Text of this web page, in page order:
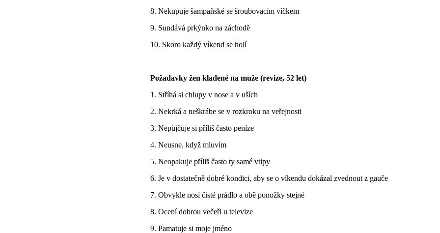
8. Nekupuje šampaňské se šroubovacím víčkem
9. Sundává prkýnko na záchodě
10. Skoro každý víkend se holí
Požadavky žen kladené na muže (revize, 52 let)
1. Stříhá si chlupy v nose a v uších
2. Nekrká a neškrábe se v rozkroku na veřejnosti
3. Nepůjčuje si příliš často peníze
4. Neusne, když mluvím
5. Neopakuje příliš často ty samé vtipy
6. Je v dostatečně dobré kondici, aby se o víkendu dokázal zvednout z gauče
7. Obvykle nosí čisté prádlo a obě ponožky stejné
8. Ocení dobrou večeři u televize
9. Pamatuje si moje jméno